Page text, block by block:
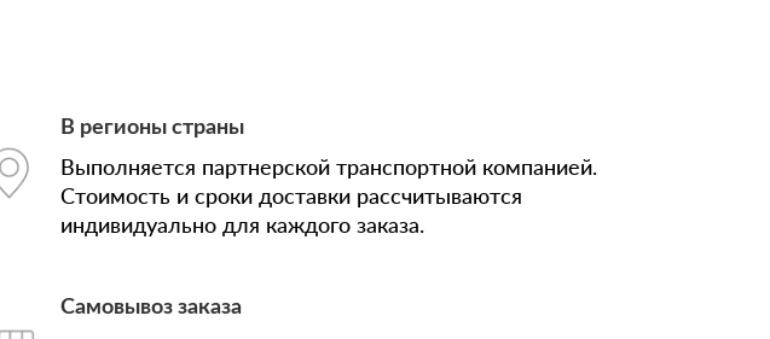
В регионы страны
Выполняется партнерской транспортной компанией.
Стоимость и сроки доставки рассчитываются
индивидуально для каждого заказа.
Самовывоз заказа